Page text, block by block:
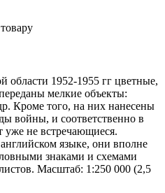
области 1952-1955 гг цветные,
мелкие объекты:
Кроме того, на них нанесены
войны, и соответственно в
уже не встречающиеся.
языке, они вполне
знаками и схемами
Масштаб: 1:250 000 (2,5